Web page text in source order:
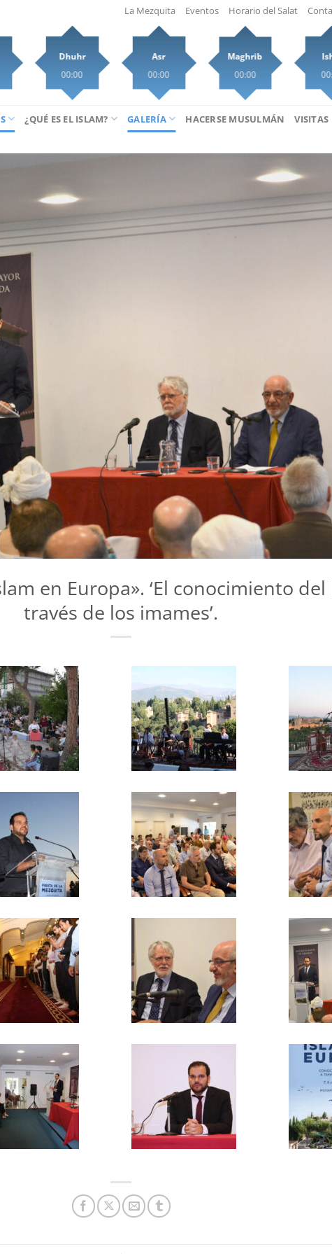
La Mezquita Eventos Horario del Salat
Dhuhr
00:00
Asr
00:00
Maghrib
00:00
¿QUÉ ES EL ISLAM? GALERÍA HACERSE MUSULMÁN VISITAS
en Europa». ‘El conocimiento del
través de los imames’.